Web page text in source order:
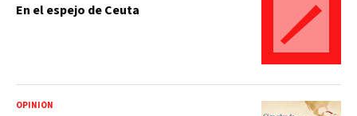
En el espejo de Ceuta
OPINIÓN